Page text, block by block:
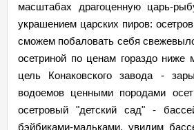
масштабах драгоценную царь-
украшением царских пиров:
сможем побаловать себя
осетриной по ценам гораздо ниже
цель Конаковского завода -
водоемов ценными породами
осетровый "детский сад" -
бэйбиками-мальками, увидим